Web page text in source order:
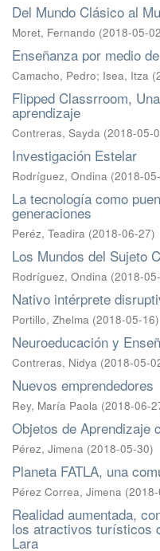
Del Mundo Clásico al
Moret, Fernando (2018-05-02
Enseñanza por medio
Camacho, Pedro; Isea, Itza (
Flipped Classrroom,
aprendizaje
Contreras, Sayda (2018-05-
Investigación Estelar
Rodríguez, Ondina (2018-
La tecnología como
generaciones
Peréz, Teadira (2018-06-27)
Los Mundos del Sujeto
Rodríguez, Ondina (2018-
Nativo intérprete
Portillo, Zhelma (2018-05-16)
Neuroeducación y
Contreras, Nidya (2018-05-
Nuevos emprendedores
Rey, María Paola (2018-06-
Objetos de Aprendizaje
Pérez, Jimena (2018-05-30)
Planeta FATLA, una
Pérez Correa, Jimena (
Realidad aumentada,
los atractivos turísticos
Lara